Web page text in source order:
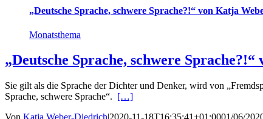
„Deutsche Sprache, schwere Sprache?!“ von Katja
Monatsthema
„Deutsche Sprache, schwere
Sie gilt als die Sprache der Dichter und Denker, wird von
Sprache, schwere Sprache“. […]